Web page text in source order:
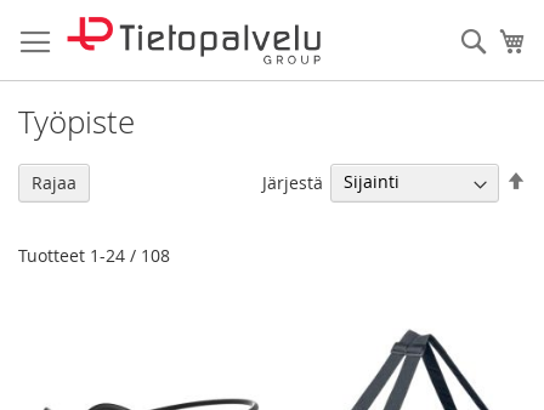
to
Content
Haku
Työpiste
Tuotteet 1-24 / 108
Järjestä
Rajaa